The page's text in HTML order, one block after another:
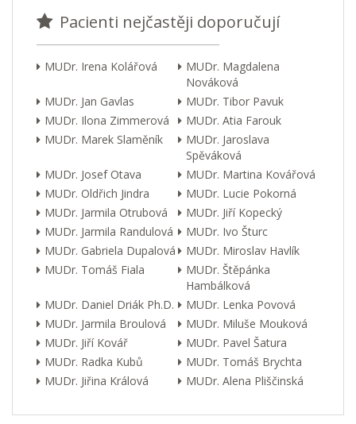
Pacienti nejčastěji doporučují
MUDr. Irena Kolářová
MUDr. Magdalena
Nováková
MUDr. Jan Gavlas
MUDr. Tibor Pavuk
MUDr. Ilona Zimmerová
MUDr. Atia Farouk
MUDr. Marek Slaměník
MUDr. Jaroslava
Spěváková
MUDr. Josef Otava
MUDr. Martina Kovářová
MUDr. Oldřich Jindra
MUDr. Lucie Pokorná
MUDr. Jarmila Otrubová
MUDr. Jiří Kopecký
MUDr. Jarmila Randulová
MUDr. Ivo Šturc
MUDr. Gabriela Dupalová
MUDr. Miroslav Havlík
MUDr. Tomáš Fiala
MUDr. Štěpánka
Hambálková
MUDr. Daniel Driák Ph.D.
MUDr. Lenka Povová
MUDr. Jarmila Broulová
MUDr. Miluše Mouková
MUDr. Jiří Kovář
MUDr. Pavel Šatura
MUDr. Radka Kubů
MUDr. Tomáš Brychta
MUDr. Jiřina Králová
MUDr. Alena Pliščinská